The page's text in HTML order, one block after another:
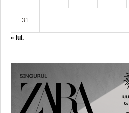
31
« iul.